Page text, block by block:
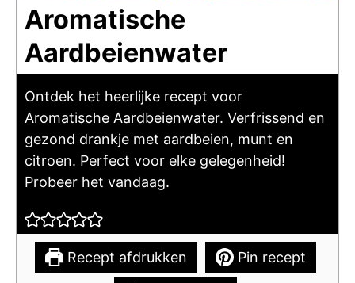
Aromatische
Aardbeienwater
Ontdek het heerlijke recept voor
Aromatische Aardbeienwater. Verfrissend en
gezond drankje met aardbeien, munt en
citroen. Perfect voor elke gelegenheid!
Probeer het vandaag.
Recept afdrukken Pin recept